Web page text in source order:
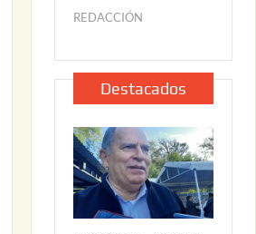
2
6
REDACCIÓN
l
i
o
2
2
,
2
0
Destacados